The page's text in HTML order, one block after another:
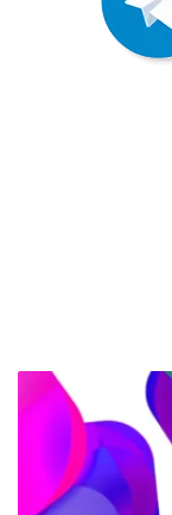
২০২০
সালে
রাষ্ট্রপতি